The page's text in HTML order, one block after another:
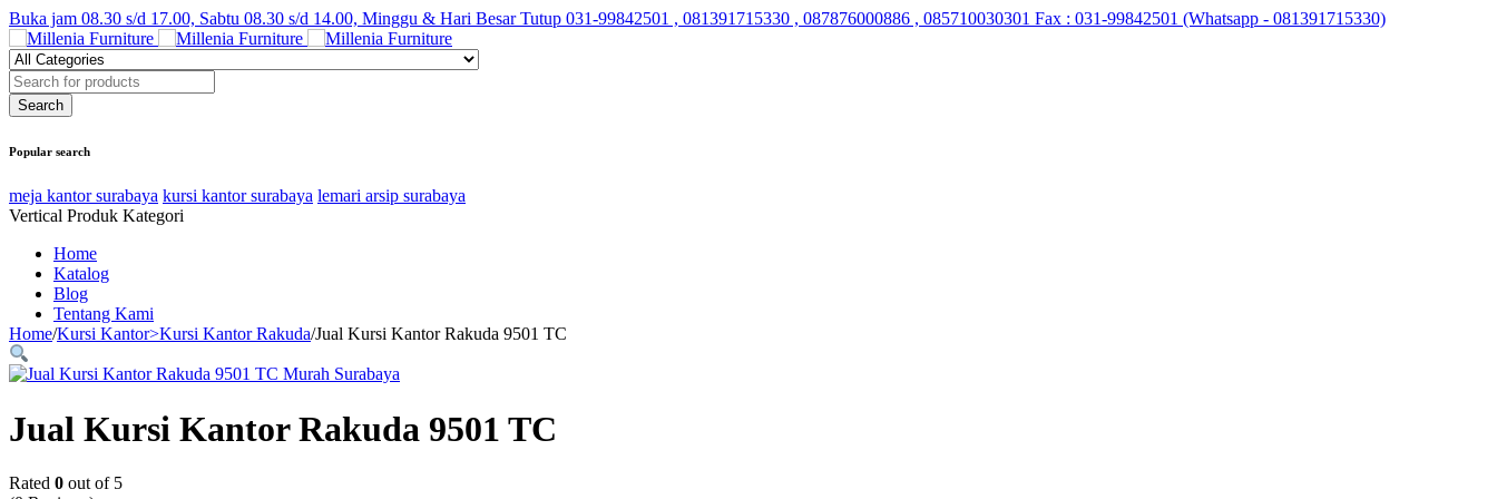
Buka jam 08.30 s/d 17.00, Sabtu 08.30 s/d 14.00, Minggu & Hari Besar Tutup 031-99842501 , 081391715330 , 087876000886 , 085710030301 Fax : 031-99842501 (Whatsapp - 081391715330)
Popular search
meja kantor surabaya kursi kantor surabaya lemari arsip surabaya
Vertical Produk Kategori
Home
Katalog
Blog
Tentang Kami
Home/Kursi Kantor>Kursi Kantor Rakuda/Jual Kursi Kantor Rakuda 9501 TC
Jual Kursi Kantor Rakuda 9501 TC
Rated 0 out of 5